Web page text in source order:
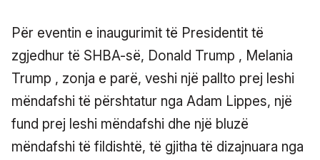
Për eventin e inaugurimit të Presidentit të
zgjedhur të SHBA-së, Donald Trump , Melania
Trump , zonja e parë, veshi një pallto prej leshi
mëndafshi të përshtatur nga Adam Lippes, një
fund prej leshi mëndafshi dhe një bluzë
mëndafshi të fildishtë, të gjitha të dizajnuara nga